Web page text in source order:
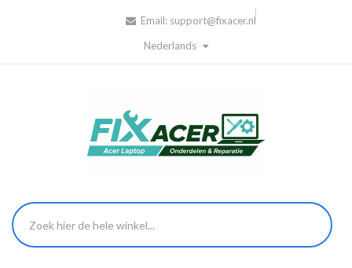
Email: support@fixacer.nl
Nederlands